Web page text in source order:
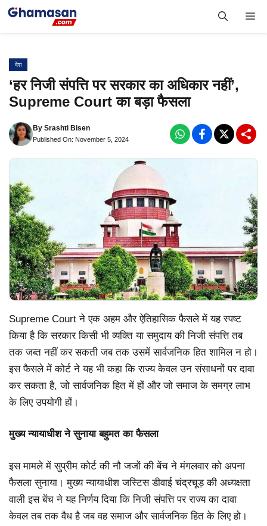
Skip
देश
‘हर निजी संपत्ति पर सरकार का अधिकार नहीं’,
Supreme Court का बड़ा फैसला
By Srashti Bisen
Published On: November 5, 2024
Supreme Court ने एक अहम और ऐतिहासिक फैसले में यह स्पष्ट
किया है कि सरकार किसी भी व्यक्ति या समुदाय की निजी संपत्ति तब
तक जब्त नहीं कर सकती जब तक उसमें सार्वजनिक हित शामिल न हो।
इस फैसले में कोर्ट ने यह भी कहा कि राज्य केवल उन संसाधनों पर दावा
कर सकता है, जो सार्वजनिक हित में हों और जो समाज के समग्र लाभ
के लिए उपयोगी हों।
मुख्य न्यायाधीश ने सुनाया बहुमत का फैसला
इस मामले में सुप्रीम कोर्ट की नौ जजों की बेंच ने मंगलवार को अपना
फैसला सुनाया। मुख्य न्यायाधीश जस्टिस डीवाई चंद्रचूड़ की अध्यक्षता
वाली इस बेंच ने यह निर्णय दिया कि निजी संपत्ति पर राज्य का दावा
केवल तब तक वैध है जब वह समाज और सार्वजनिक हित के लिए हो।